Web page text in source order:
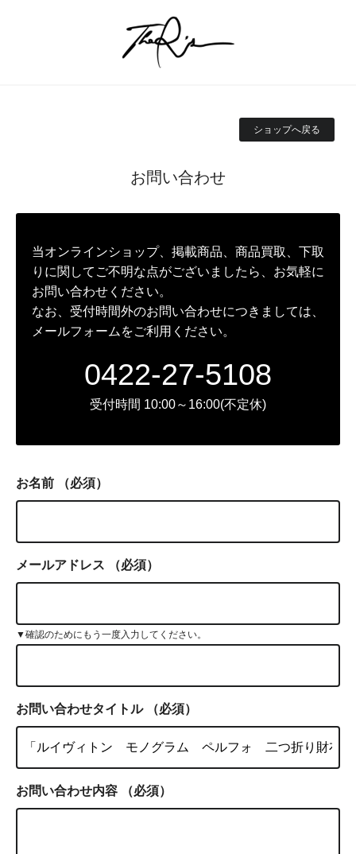
ショップへ戻る
お問い合わせ
当オンラインショップ、掲載商品、商品買取、下取
りに関してご不明な点がございましたら、お気軽に
お問い合わせください。
なお、受付時間外のお問い合わせにつきましては、
メールフォームをご利用ください。
0422-27-5108
受付時間 10:00～16:00(不定休)
お名前 （必須）
メールアドレス （必須）
▼確認のためにもう一度入力してください。
お問い合わせタイトル （必須）
お問い合わせ内容 （必須）